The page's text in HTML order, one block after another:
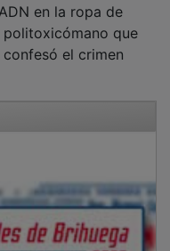
en la ropa de
politoxicómano que
el crimen